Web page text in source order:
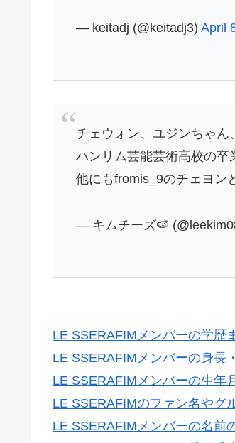
— keitadj (@keitadj3)April
チェウォン、ユジンちゃ
ハンリム芸能芸術高校の卒
他にもfromis_9のチェヨ
— キムチーズ🍉
LE SSERAFIMメンバーの学歴
LE SSERAFIMメンバーの身長
LE SSERAFIMメンバーの生年
LE SSERAFIMのファン名やグ
LE SSERAFIMメンバーの名前